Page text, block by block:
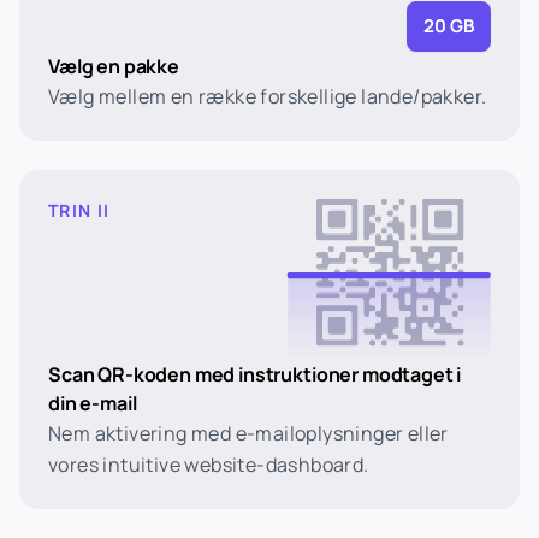
20 GB
Vælg en pakke
Vælg mellem en række forskellige lande/pakker.
TRIN II
Scan QR-koden med instruktioner modtaget i
din e-mail
Nem aktivering med e-mailoplysninger eller
vores intuitive website-dashboard.